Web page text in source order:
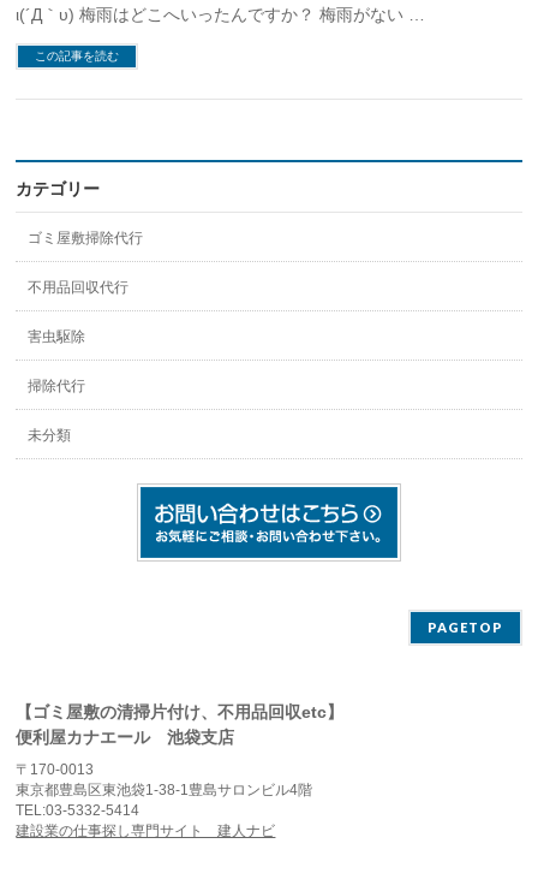
ι(´Д｀υ) 梅雨はどこへいったんですか？ 梅雨がない …
この記事を読む
カテゴリー
ゴミ屋敷掃除代行
不用品回収代行
害虫駆除
掃除代行
未分類
PAGETOP
【ゴミ屋敷の清掃片付け、不用品回収etc】
便利屋カナエール 池袋支店
〒170-0013
東京都豊島区東池袋1-38-1豊島サロンビル4階
TEL:03-5332-5414
建設業の仕事探し専門サイト 建人ナビ